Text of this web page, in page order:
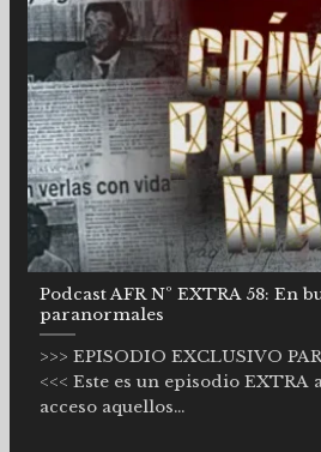
Podcast AFR Nº EXTRA 58: En
paranormales
>>> EPISODIO EXCLUSIVO
<<< Este es un episodio EXTRA
acceso aquellos...